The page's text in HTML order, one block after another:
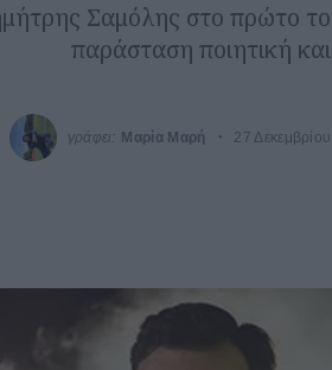
Σαμόλης στο πρώτο
παράσταση ποιητική
γράφει: Μαρία Μαρή 27